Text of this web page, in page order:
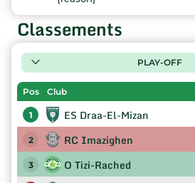
Classements
PLAY-OFF
Pos Club
1 ES Draa-El-Mizan
2 RC Imazighen
3 O Tizi-Rached